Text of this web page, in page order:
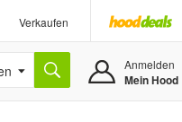
Verkaufen
Anmelden
Mein Hood